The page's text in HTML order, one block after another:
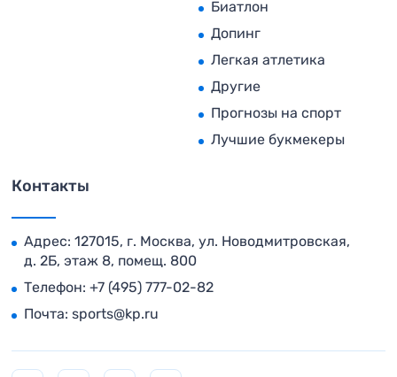
Биатлон
Допинг
Легкая атлетика
Другие
Прогнозы на спорт
Лучшие букмекеры
Контакты
Адрес: 127015, г. Москва, ул. Новодмитровская,
д. 2Б, этаж 8, помещ. 800
Телефон: +7 (495) 777-02-82
Почта: sports@kp.ru